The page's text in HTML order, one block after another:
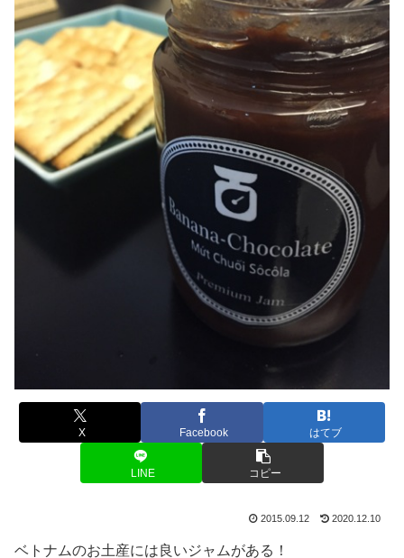
X Facebook はてブ
LINE コピー
2015.09.12 2020.12.10
ベトナムのお土産には良いジャムがある！